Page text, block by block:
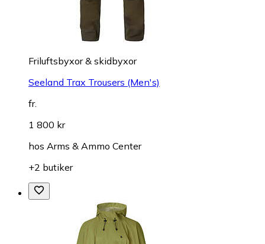
Friluftsbyxor & skidbyxor
Seeland Trax Trousers (Men's)
fr.
1 800 kr
hos Arms & Ammo Center
+2 butiker